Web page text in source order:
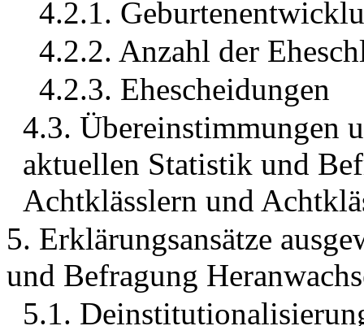
4.2.1.
4.2.2. Anzahl der
4.2.3. Ehescheidungen
4.3. Übereinstimmungen
aktuellen Statistik und
Achtklässlern und
5. Erklärungsansätze
und Befragung
5.1.